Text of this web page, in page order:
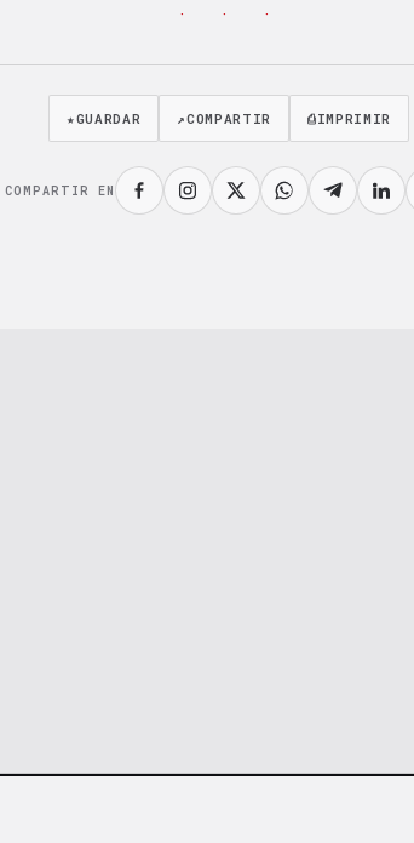
· · ·
★GUARDAR ↗COMPARTIR ⎙IMPRIMIR
COMPARTIR EN